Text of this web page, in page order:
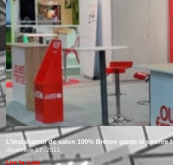
L’installateur de salon 100% Breton garde le sourire !
décembre 17, 2021
Lire la suite